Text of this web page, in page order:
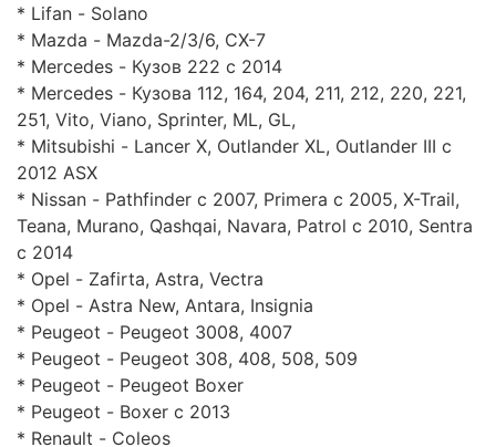
* Lifan - Solano
* Mazda - Маzdа-2/3/6, CX-7
* Mercedes - Кузов 222 с 2014
* Mercedes - Кузова 112, 164, 204, 211, 212, 220, 221,
251, Vito, Viano, Sprinter, ML, GL,
* Mitsubishi - Lancer X, Outlander XL, Outlander III c
2012 ASX
* Nissan - Pathfinder с 2007, Primera с 2005, X-Trail,
Teana, Murano, Qashqai, Navara, Patrol c 2010, Sentra
с 2014
* Opel - Zafirta, Astra, Vectra
* Opel - Astra New, Antara, Insignia
* Peugeot - Peugeot 3008, 4007
* Peugeot - Peugeot 308, 408, 508, 509
* Peugeot - Peugeot Boxer
* Peugeot - Boxer c 2013
* Renault - Coleos